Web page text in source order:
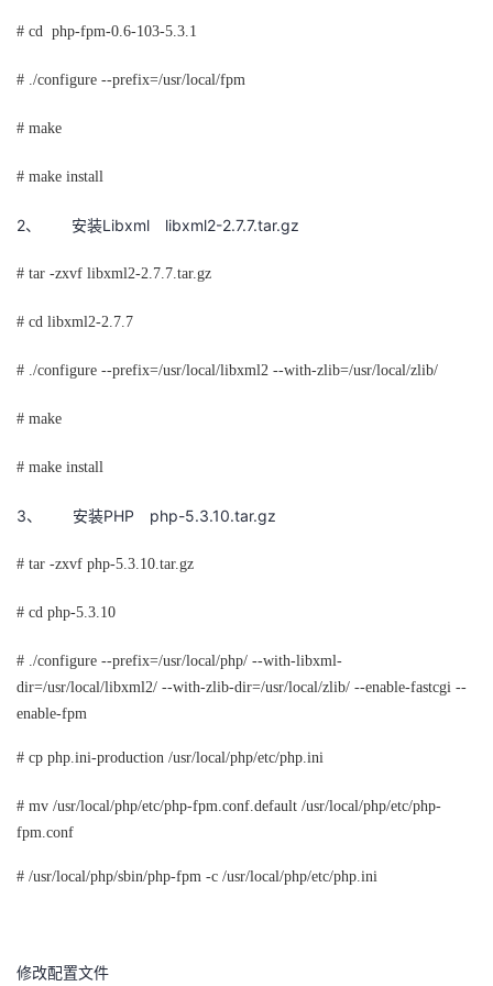
# cd php-fpm-0.6-103-5.3.1
# ./configure --prefix=/usr/local/fpm
# make
# make install
2、 安装Libxml libxml2-2.7.7.tar.gz
# tar -zxvf libxml2-2.7.7.tar.gz
# cd libxml2-2.7.7
# ./configure --prefix=/usr/local/libxml2 --with-zlib=/usr/local/zlib/
# make
# make install
3、 安装PHP php-5.3.10.tar.gz
# tar -zxvf php-5.3.10.tar.gz
# cd php-5.3.10
# ./configure --prefix=/usr/local/php/ --with-libxml-
dir=/usr/local/libxml2/ --with-zlib-dir=/usr/local/zlib/ --enable-fastcgi --
enable-fpm
# cp php.ini-production /usr/local/php/etc/php.ini
# mv /usr/local/php/etc/php-fpm.conf.default /usr/local/php/etc/php-
fpm.conf
# /usr/local/php/sbin/php-fpm -c /usr/local/php/etc/php.ini
修改配置文件